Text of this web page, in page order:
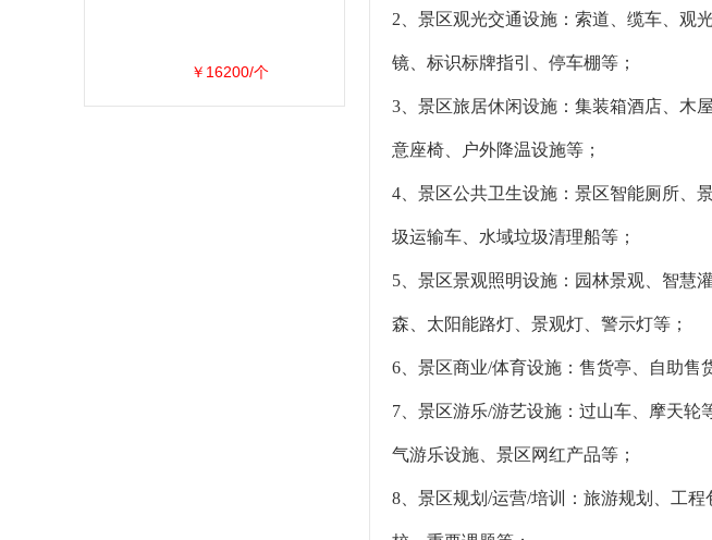
2、景区观光交通设施：索道、缆车、观
镜、标识标牌指引、停车棚等；
3、景区旅居休闲设施：集装箱酒店、木
意座椅、户外降温设施等；
4、景区公共卫生设施：景区智能厕所、
圾运输车、水域垃圾清理船等；
5、景区景观照明设施：园林景观、智慧
森、太阳能路灯、景观灯、警示灯等；
6、景区商业/体育设施：售货亭、自助售
7、景区游乐/游艺设施：过山车、摩天
气游乐设施、景区网红产品等；
8、景区规划/运营/培训：旅游规划、工
￥16200/个